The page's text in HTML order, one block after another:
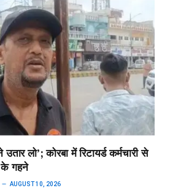
लो’; कोरबा में रिटायर्ड कर्मचारी से
गहने
AUGUST 10, 2026